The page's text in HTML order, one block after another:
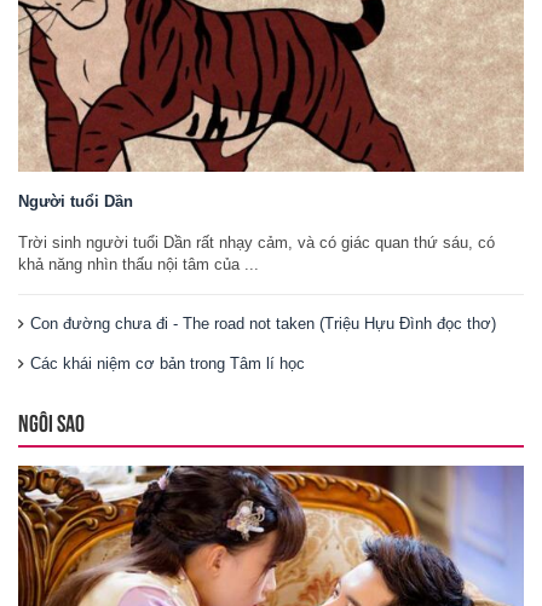
Người tuổi Dần
Trời sinh người tuổi Dần rất nhạy cảm, và có giác quan thứ sáu, có
khả năng nhìn thấu nội tâm của ...
Con đường chưa đi - The road not taken (Triệu Hựu Đình đọc thơ)
Các khái niệm cơ bản trong Tâm lí học
NGÔI SAO